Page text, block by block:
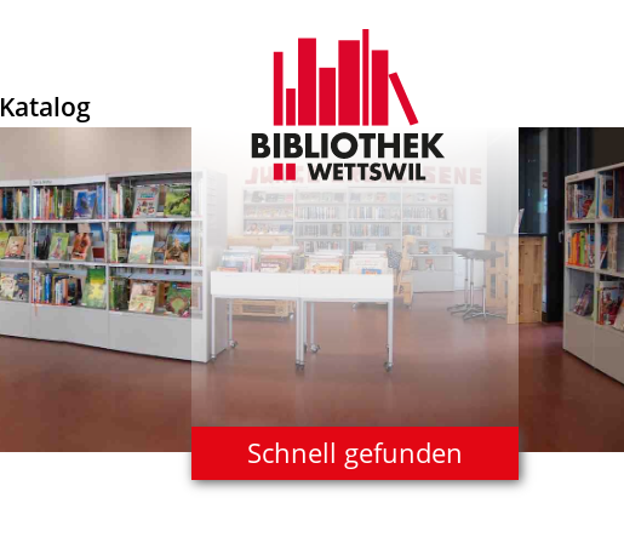
Katalog
Schnell gefunden